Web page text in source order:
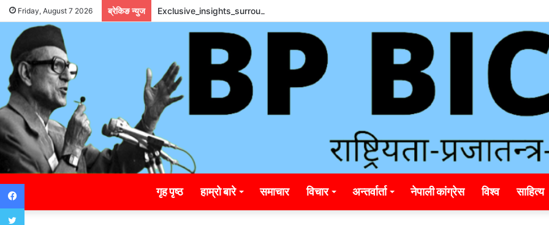
Friday, August 7 2026 ब्रेकिङ न्युज Exclusive_insights_surrounding_rainbet_empower_informed_crypto_wagering_decision
गृह पृष्ठ हाम्रो बारे समाचार विचार अन्तर्वार्ता नेपाली कांग्रेस विश्व साहित्य
Facebook
Twitter